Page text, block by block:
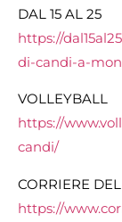
DAL 15 AL 25
https://
di-candi-a-
VOLLEYBALL
https://
candi/
CORRIERE
https://